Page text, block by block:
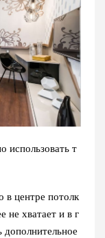
использовать т
в центре потолк
не хватает и в г
дополнительное